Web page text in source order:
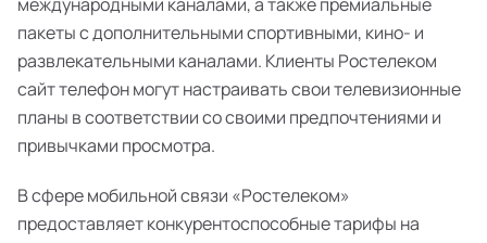
пакеты с дополнительными спортивными, кино- и
развлекательными каналами. Клиенты Ростелеком
сайт телефон могут настраивать свои телевизионные
планы в соответствии со своими предпочтениями и
привычками просмотра.
В сфере мобильной связи «Ростелеком»
предоставляет конкурентоспособные тарифы на